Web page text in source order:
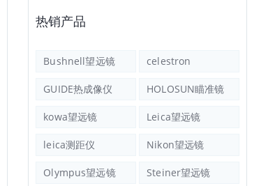
热销产品
Bushnell望远镜 celestron
GUIDE热成像仪 HOLOSUN瞄准镜
kowa望远镜 Leica望远镜
leica测距仪 Nikon望远镜
Olympus望远镜 Steiner望远镜